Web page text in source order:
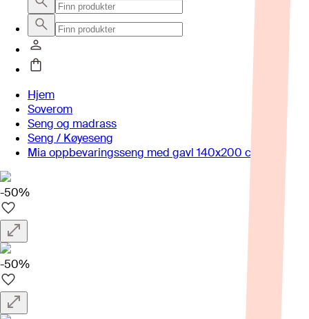
Hjem
Soverom
Seng og madrass
Seng / Køyeseng
Mia oppbevaringsseng med gavl 140x200 cm
-50%
-50%